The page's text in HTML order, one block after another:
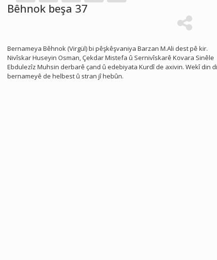
Bêhnok beşa 37
Bernameya Bêhnok (Virgül) bi pêşkêşvaniya Barzan M.Ali dest pê kir.
Nivîskar Huseyin Osman, Çekdar Mistefa û Sernivîskarê Kovara Sinêle
Ebdulezîz Muhsin derbarê çand û edebiyata Kurdî de axivin. Wekî din di
bernameyê de helbest û stran jî hebûn.